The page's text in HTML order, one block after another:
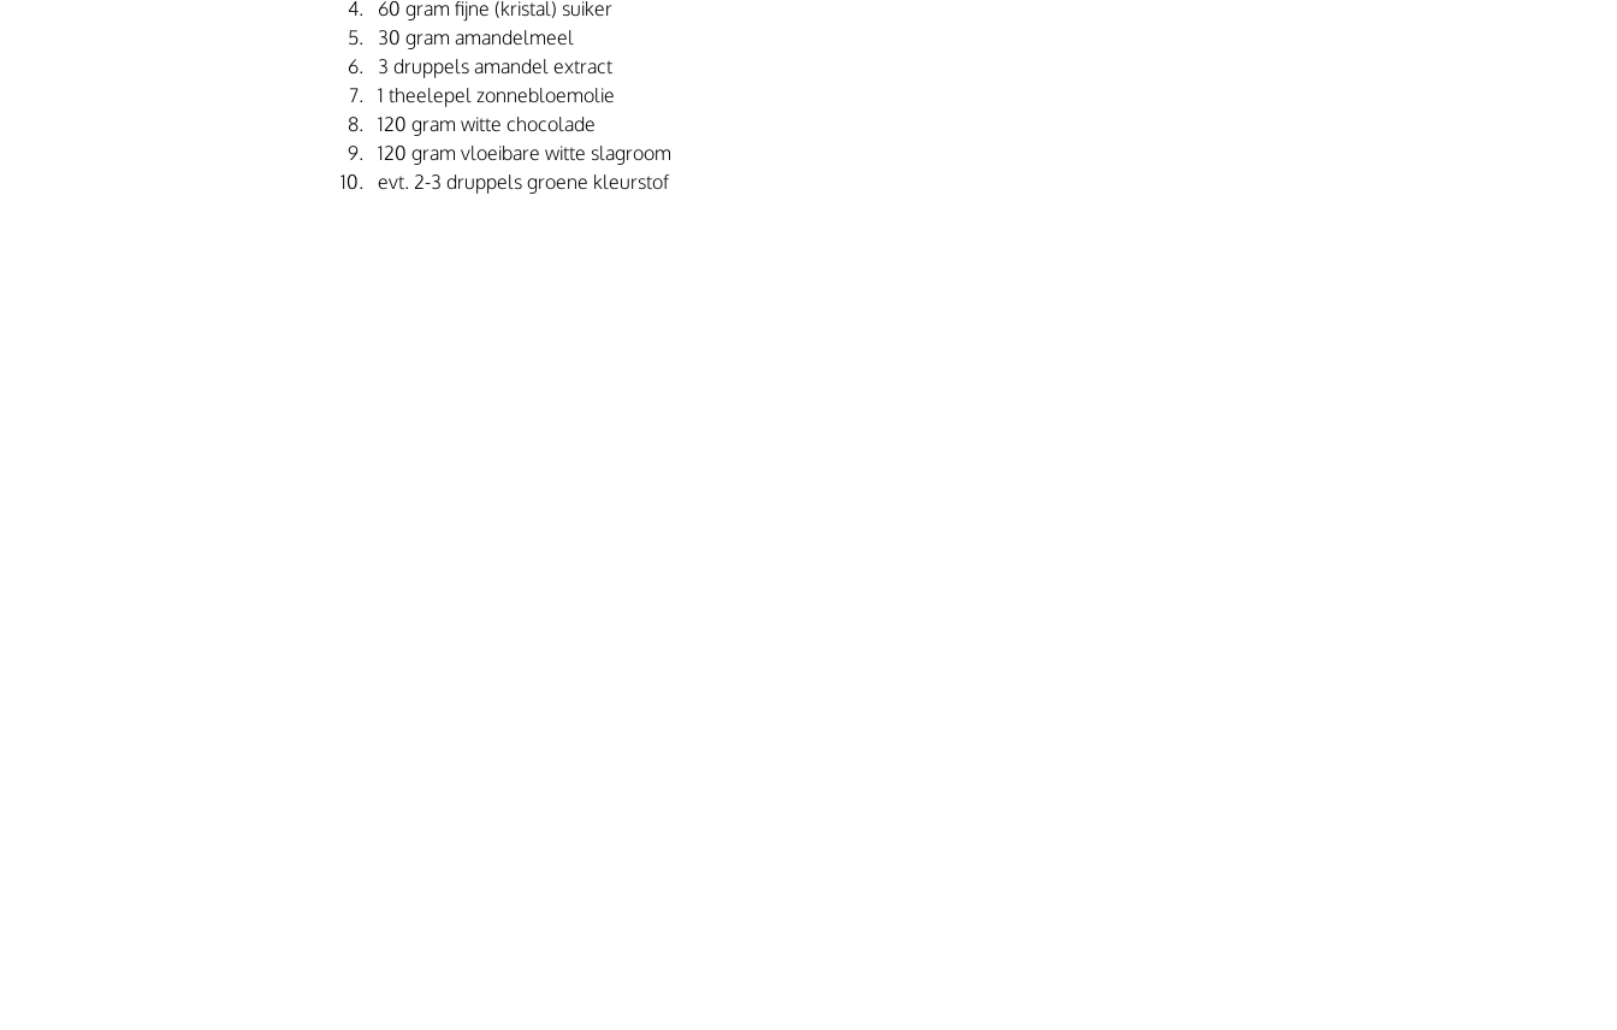
60 gram fijne (kristal) suiker
30 gram amandelmeel
3 druppels amandel extract
1 theelepel zonnebloemolie
120 gram witte chocolade
120 gram vloeibare witte slagroom
evt. 2-3 druppels groene kleurstof